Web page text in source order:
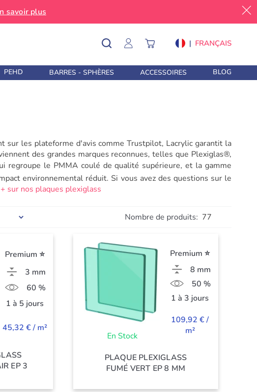
savoir plus
| FRANÇAIS
PEHD BARRES - SPHÈRES ACCESSOIRES BLOG
sur les plateforme d'avis comme Trustpilot, Lacrylic garantit la
des grandes marques reconnues, telles que Plexiglas®,
regroupe le PMMA coulé de qualité supérieure, et la gamme
environnemental réduit. Si vous avez des questions sur le
sur nos plaques plexiglass
Nombre de produits: 77
Premium ⭐
3 mm
60 %
1 à 5 jours
45,32 € / m²
EP 3
En Stock
Premium ⭐
8 mm
50 %
1 à 3 jours
109,92 € /
m²
PLAQUE PLEXIGLASS
FUMÉ VERT EP 8 MM